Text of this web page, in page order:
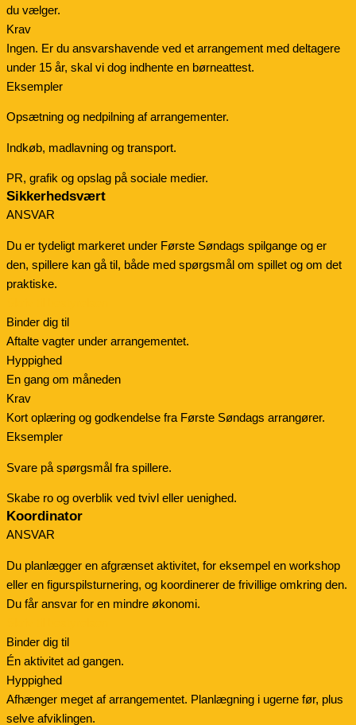
du vælger.
Krav
Ingen. Er du ansvarshavende ved et arrangement med deltagere
under 15 år, skal vi dog indhente en børneattest.
Eksempler
Opsætning og nedpilning af arrangementer.
Indkøb, madlavning og transport.
PR, grafik og opslag på sociale medier.
Sikkerhedsvært
ANSVAR
Du er tydeligt markeret under Første Søndags spilgange og er
den, spillere kan gå til, både med spørgsmål om spillet og om det
praktiske.
Binder dig til
Aftalte vagter under arrangementet.
Hyppighed
En gang om måneden
Krav
Kort oplæring og godkendelse fra Første Søndags arrangører.
Eksempler
Svare på spørgsmål fra spillere.
Skabe ro og overblik ved tvivl eller uenighed.
Koordinator
ANSVAR
Du planlægger en afgrænset aktivitet, for eksempel en workshop
eller en figurspilsturnering, og koordinerer de frivillige omkring den.
Du får ansvar for en mindre økonomi.
Binder dig til
Én aktivitet ad gangen.
Hyppighed
Afhænger meget af arrangementet. Planlægning i ugerne før, plus
selve afviklingen.